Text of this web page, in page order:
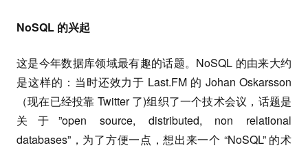
NoSQL 的兴起
这是今年数据库领域最有趣的话题。NoSQL 的由来大约
是这样的：当时还效力于 Last.FM 的 Johan Oskarsson
（现在已经投靠 Twitter 了)组织了一个技术会议，话题是
关于”open source, distributed, non relational
databases”，为了方便一点，想出来一个 “NoSQL” 的术